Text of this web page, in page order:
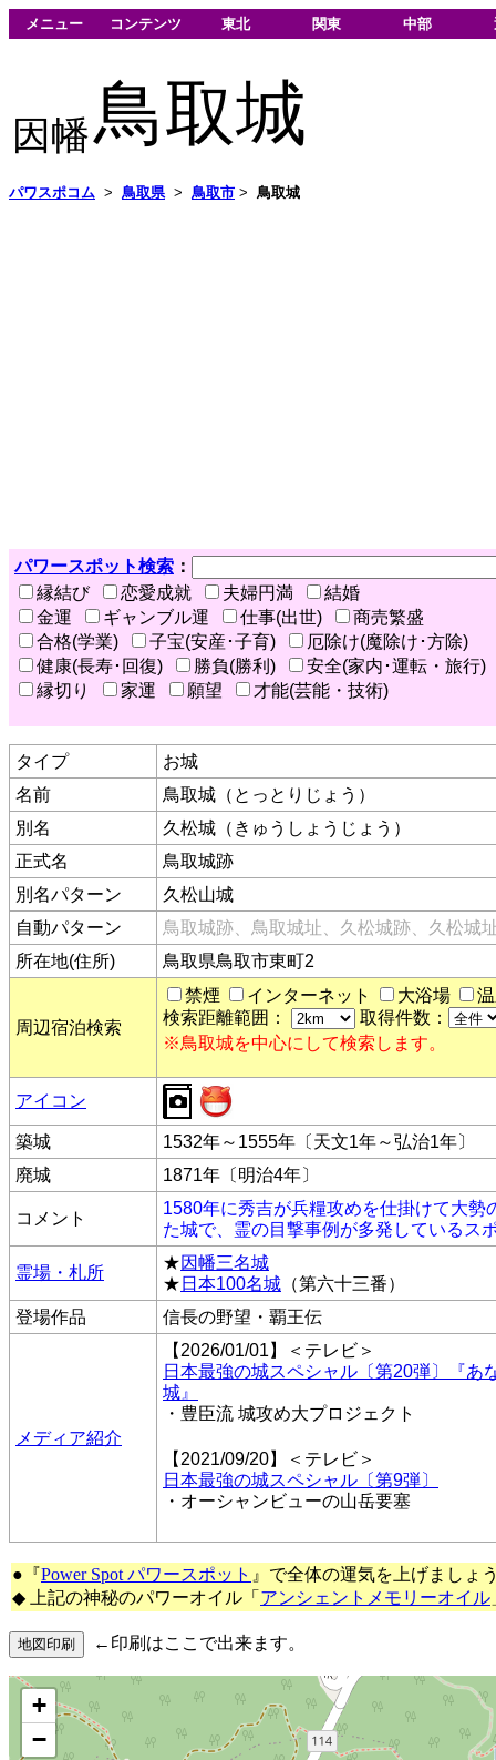
メニュー コンテンツ 東北 関東 中部
因幡鳥取城
パワスポコム > 鳥取県> 鳥取市 > 鳥取城
パワースポット検索 ：
縁結び
恋愛成就 夫婦円満
結婚
金運
ギャンブル運 仕事(出世)
商売繁盛
合格(学業)
子宝(安産･子育)
厄除け(魔除け･方除)
健康(長寿･回復)
勝負(勝利)
安全(家内･運転・旅行)
縁切り
家運 願望 才能(芸能・技術)
タイプ
お城
名前
鳥取城（とっとりじょう）
別名
久松城（きゅうしょうじょう）
正式名
鳥取城跡
別名パターン
久松山城
自動パターン
鳥取城跡、鳥取城址、久松城跡、久松城
所在地(住所)
鳥取県鳥取市東町2
周辺宿泊検索
禁煙 インターネット 大浴場
検索距離範囲：
取得件数：
※鳥取城を中心にして検索します。
アイコン
築城
1532年～1555年〔天文1年～弘治1年〕
廃城
1871年〔明治4年〕
コメント
1580年に秀吉が兵糧攻めを仕掛けて大
た城で、霊の目撃事例が多発しているス
霊場・札所
★因幡三名城
★ 日本100名城 （第六十三番）
登場作品
信長の野望・覇王伝
メディア紹介
【2026/01/01】＜テレビ＞
日本最強の城スペシャル〔第20弾〕『
城』
・豊臣流 城攻め大プロジェクト
【2021/09/20】＜テレビ＞
日本最強の城スペシャル〔第9弾〕
・オーシャンビューの山岳要塞
●『Power Spot パワースポット 』で全体の運気を上げましょ
◆ 上記の神秘のパワーオイル「 アンシェントメモリーオイル
←印刷はここで出来ます。
+
−